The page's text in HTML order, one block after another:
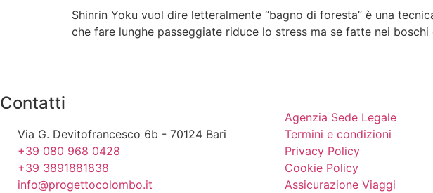
Shinrin Yoku vuol dire letteralmente “bagno di foresta” è una
che fare lunghe passeggiate riduce lo stress ma se fatte nei
Contatti
Via G. Devitofrancesco 6b - 70124 Bari
+39 080 968 0428
+39 3891881838
info@progettocolombo.it
Agenzia Sede Legale
Termini e condizioni
Privacy Policy
Cookie Policy
Assicurazione Viaggi